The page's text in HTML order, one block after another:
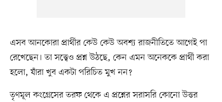
এসব আনকোরা প্রার্থীর কেউ কেউ অবশ্য রাজনীতিতে আগেই পা
রেখেছেন। তা সত্ত্বেও প্রশ্ন উঠছে, কেন এমন অনেককে প্রার্থী করা
হলো, যাঁরা খুব একটা পরিচিত মুখ নন?
তৃণমূল কংগ্রেসের তরফ থেকে এ প্রশ্নের সরাসরি কোনো উত্তর